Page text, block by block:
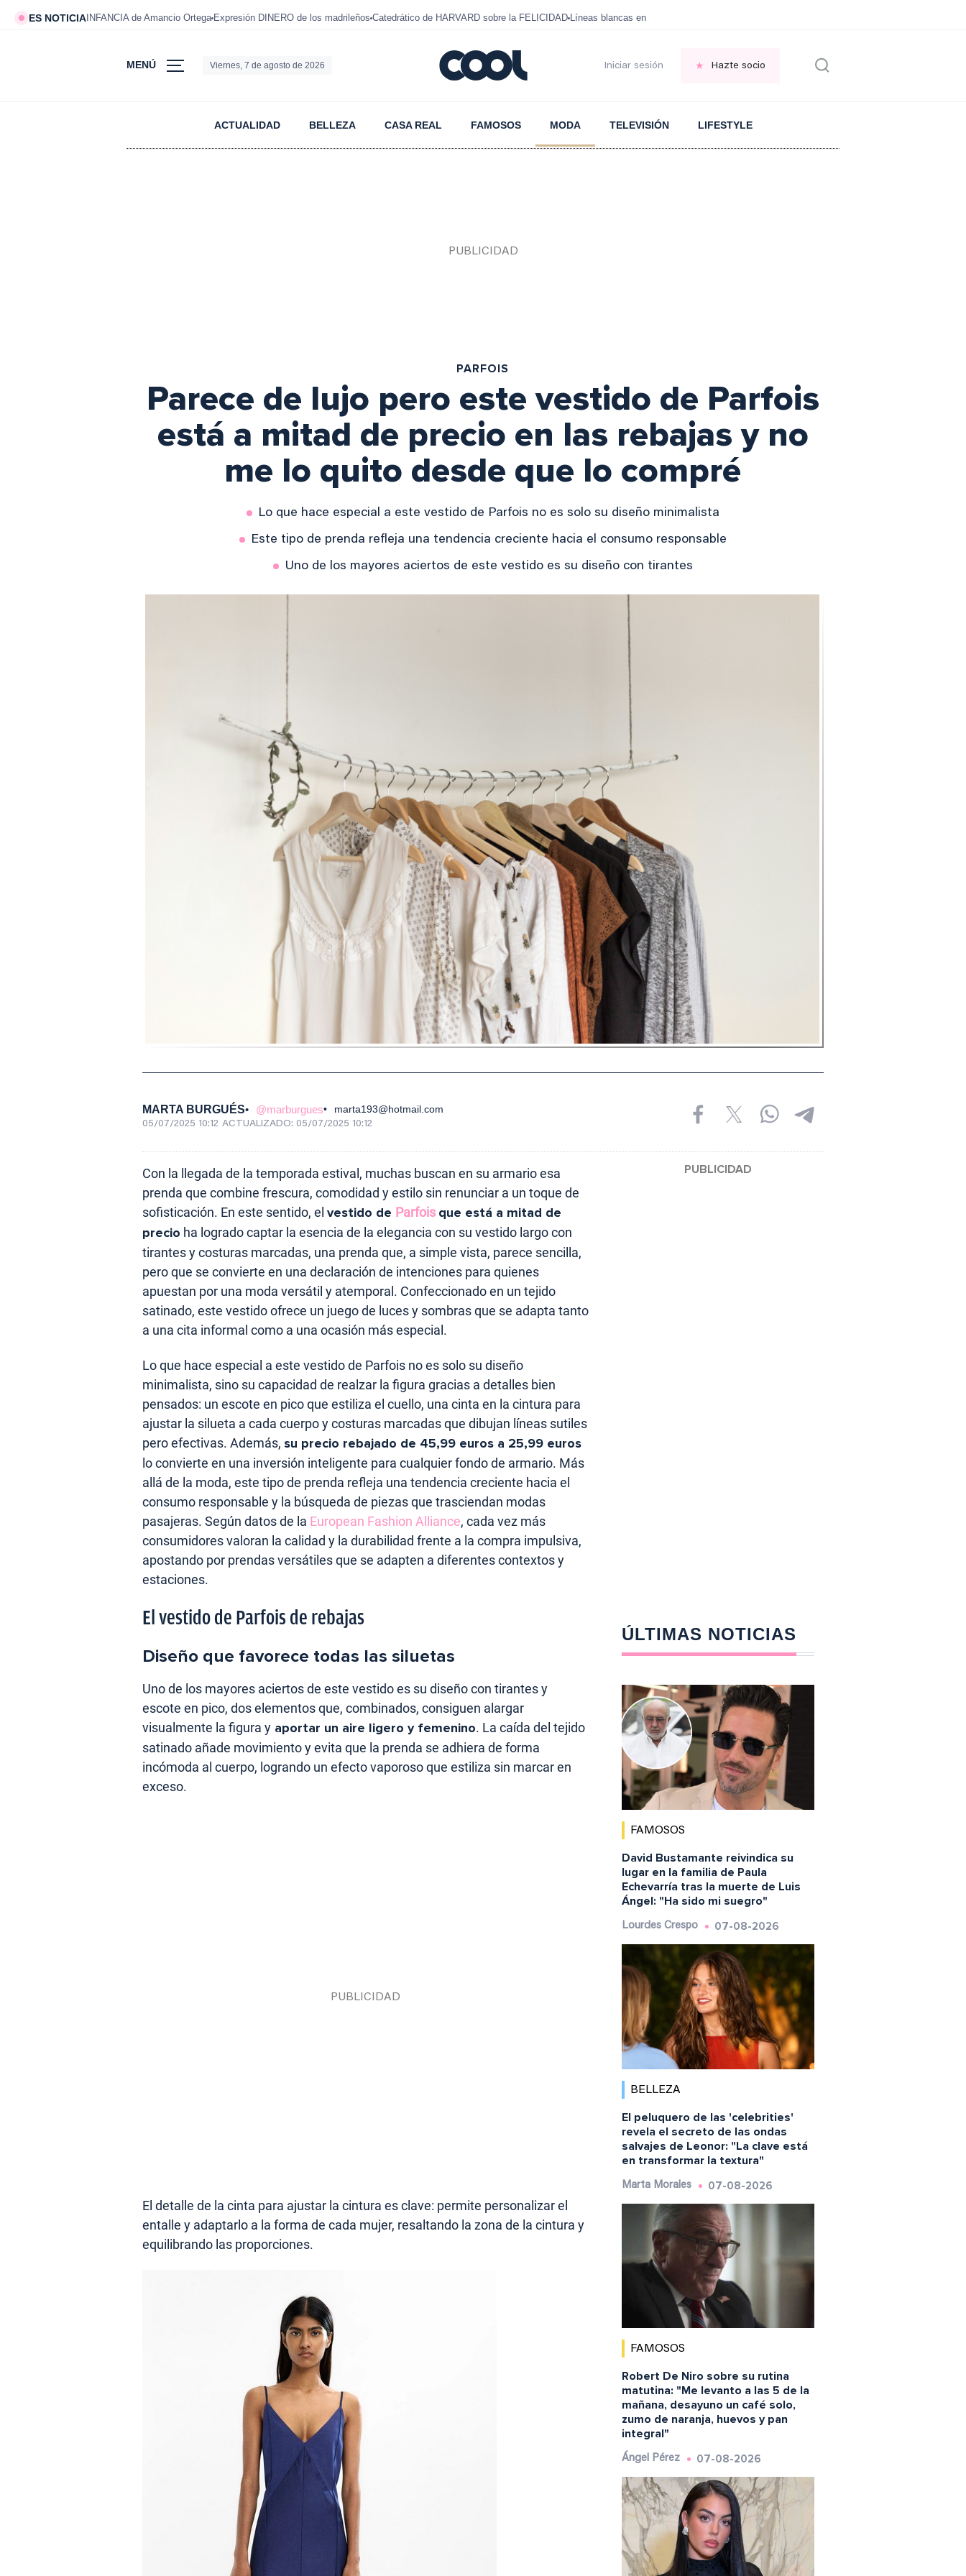
ES NOTICIA INFANCIA de Amancio Ortega Expresión DINERO de los madrileños Catedrático de HARVARD sobre la FELICIDAD Líneas blancas en las VENTANAS
MENÚ Viernes, 7 de agosto de 2026 Iniciar sesión Hazte socio
ACTUALIDAD BELLEZA CASA REAL FAMOSOS MODA TELEVISIÓN LIFESTYLE
PARFOIS
Parece de lujo pero este vestido de Parfois
está a mitad de precio en las rebajas y no
me lo quito desde que lo compré
Lo que hace especial a este vestido de Parfois no es solo su diseño minimalista
Este tipo de prenda refleja una tendencia creciente hacia el consumo responsable
Uno de los mayores aciertos de este vestido es su diseño con tirantes
MARTA BURGUÉS @marburgues marta193@hotmail.com
05/07/2025 10:12 ACTUALIZADO: 05/07/2025 10:12
Con la llegada de la temporada estival, muchas buscan en su armario esa
prenda que combine frescura, comodidad y estilo sin renunciar a un toque de
sofisticación. En este sentido, el vestido de Parfois que está a mitad de
precio ha logrado captar la esencia de la elegancia con su vestido largo con
tirantes y costuras marcadas, una prenda que, a simple vista, parece sencilla,
pero que se convierte en una declaración de intenciones para quienes
apuestan por una moda versátil y atemporal. Confeccionado en un tejido
satinado, este vestido ofrece un juego de luces y sombras que se adapta tanto
a una cita informal como a una ocasión más especial.
Lo que hace especial a este vestido de Parfois no es solo su diseño
minimalista, sino su capacidad de realzar la figura gracias a detalles bien
pensados: un escote en pico que estiliza el cuello, una cinta en la cintura para
ajustar la silueta a cada cuerpo y costuras marcadas que dibujan líneas sutiles
pero efectivas. Además, su precio rebajado de 45,99 euros a 25,99 euros
lo convierte en una inversión inteligente para cualquier fondo de armario. Más
allá de la moda, este tipo de prenda refleja una tendencia creciente hacia el
consumo responsable y la búsqueda de piezas que trasciendan modas
pasajeras. Según datos de la European Fashion Alliance, cada vez más
consumidores valoran la calidad y la durabilidad frente a la compra impulsiva,
apostando por prendas versátiles que se adapten a diferentes contextos y
estaciones.
El vestido de Parfois de rebajas
Diseño que favorece todas las siluetas
Uno de los mayores aciertos de este vestido es su diseño con tirantes y
escote en pico, dos elementos que, combinados, consiguen alargar
visualmente la figura y aportar un aire ligero y femenino. La caída del tejido
satinado añade movimiento y evita que la prenda se adhiera de forma
incómoda al cuerpo, logrando un efecto vaporoso que estiliza sin marcar en
exceso.
El detalle de la cinta para ajustar la cintura es clave: permite personalizar el
entalle y adaptarlo a la forma de cada mujer, resaltando la zona de la cintura y
equilibrando las proporciones.
ÚLTIMAS NOTICIAS
FAMOSOS
David Bustamante reivindica su
lugar en la familia de Paula
Echevarría tras la muerte de Luis
Ángel: "Ha sido mi suegro"
Lourdes Crespo 07-08-2026
BELLEZA
El peluquero de las 'celebrities'
revela el secreto de las ondas
salvajes de Leonor: "La clave está
en transformar la textura"
Marta Morales 07-08-2026
FAMOSOS
Robert De Niro sobre su rutina
matutina: "Me levanto a las 5 de la
mañana, desayuno un café solo,
zumo de naranja, huevos y pan
integral"
Ángel Pérez 07-08-2026